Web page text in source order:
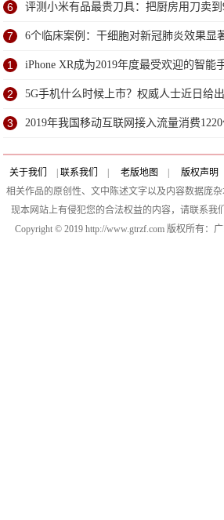
6 评测小米有品最贵刀具：把厨房用刀卖
7 6个临床案例：干细胞对新冠肺炎效果显
究
1 iPhone XR成为2019年度最受欢迎的智能
2 5G手机什么时候上市？权威人士近日给
3 2019年我国移动互联网接入流量消费
关于我们 联系我们 老版地图 版权声明
相关作品的原创性、文中陈述文字以及内容数据庞
现本网站上有侵犯您的合法权益的内容，请联系我
Copyright © 2019 http://www.gtrzf.com 版权所有：